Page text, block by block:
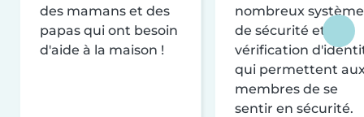
des mamans et des
papas qui ont besoin
d'aide à la maison !
nombreux
de sécurité et de
vérification
qui permettent
membres de se
sentir en sécurité.